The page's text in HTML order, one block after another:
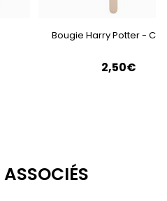
Bougie Harry Potter -
2,50€